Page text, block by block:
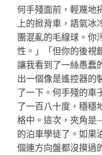
何手殘面前，輕蔑地
上的掀背車，語氣冰
團混亂的毛線球。你
性。」「但你的後
讓我看到了一絲愚蠢
出一個像是遙控器的
了一下。何手殘的車
了一百八十度，穩穩
格中。這次，夾角
的泊車學徒了。如果
個連方向盤都沒摸過